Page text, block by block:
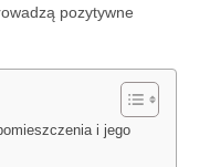
pozytywne
i jego